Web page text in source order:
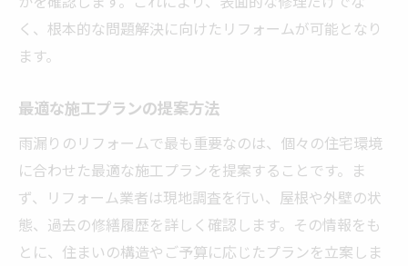
く、根本的な問題解決に向けたリフォームが可能となり
ます。
最適な施工プランの提案方法
雨漏りのリフォームで最も重要なのは、個々の住宅環境
に合わせた最適な施工プランを提案することです。ま
ず、リフォーム業者は現地調査を行い、屋根や外壁の状
態、過去の修繕履歴を詳しく確認します。その情報をも
とに、住まいの構造やご予算に応じたプランを立案しま